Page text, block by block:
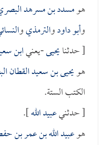
هومسدد بن مسرهد
وأبو داودوالترمذيو
[ حدثنايحيى-يعنيابن
هويحيى بن سعيد القطان
الكتب الستة.
[ حدثنيعبيد الله].
هوعبيد الله بن عمر بن